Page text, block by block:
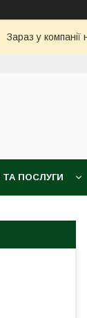
Зараз у
ТА ПОСЛУГИ